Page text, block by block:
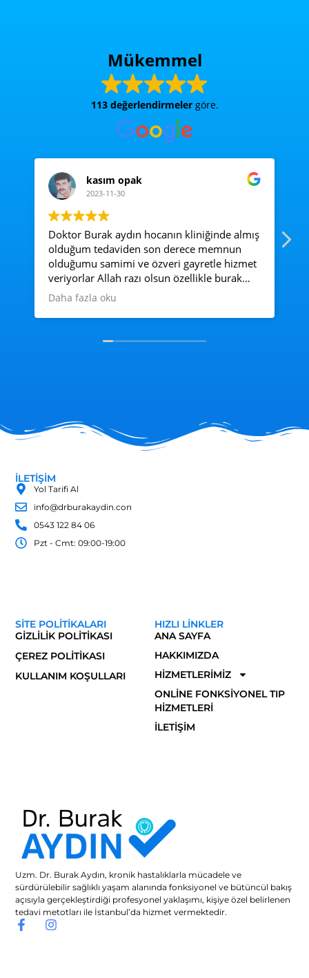
Mükemmel
113 değerlendirmelergöre.
kasım opak
2023-11-30
Doktor Burak aydın hocanın kliniğinde almış
olduğum tedaviden son derece memnun
olduğumu samimi ve özveri gayretle hizmet
veriyorlar Allah razı olsun özellikle burak
hocadan ve diyetisyen Merve hanıma çok
alakalarından dolayı
emeği var Allah senden razı olsun rabbim
sizi yormasın Sümeyye hanım hepinize
esenlikler diliyorum...
Daha fazla oku
Uzm. Dr. Burak Aydın, kronik hastalıklarla mücadele ve
sürdürülebilir sağlıklı yaşam alanında fonksiyonel ve bütüncül bakış
açısıyla gerçekleştirdiği profesyonel yaklaşımı, kişiye özel belirlenen
tedavi metotları ile İstanbul’da hizmet vermektedir.
HIZLI LINKLER
ANA SAYFA
HAKKIMIZDA
HIZMETLERIMIZ
ONLINE FONKSIYONEL TIP
HIZMETLERI
İLETIŞIM
SITE POLITIKALARI
GIZLILIK POLITIKASI
ÇEREZ POLITIKASI
KULLANIM KOŞULLARI
İLETİŞİM
Yol Tarifi Al
info@drburakaydin.con
0543 122 84 06
Pzt - Cmt: 09:00-19:00